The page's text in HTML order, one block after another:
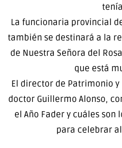
La funcionaria provincial
también se destinará a la
de Nuestra Señora del
que está
El director de Patrimonio y
doctor Guillermo Alonso,
el Año Fader y cuáles
para celebrar